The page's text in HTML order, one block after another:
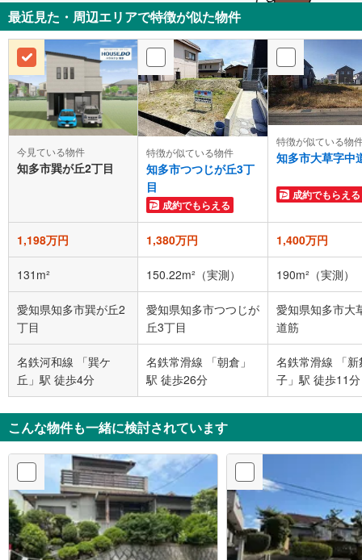
最近見た・周辺エリアで特徴が似た物件
今見ている物件
知多市巽が丘2丁目
特徴が似ている物件
知多市つつじが丘3丁
目
成約でもらえる
特徴が似ている物
知多市大草字中
成約でもらえる
1,198万円 1,380万円 1,400万円
131m² 150.22m²（実測） 190m²（実測）
愛知県知多市巽が丘2
丁目
愛知県知多市つつじが
丘3丁目
愛知県知多市大
道筋
名鉄河和線 「巽ケ
丘」駅 徒歩4分
名鉄常滑線 「朝倉」
駅 徒歩26分
名鉄常滑線 「新
子」駅 徒歩11分
こんな物件も一緒に検討されています